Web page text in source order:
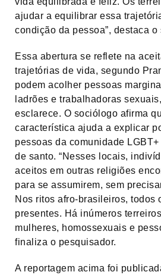
ajudar a equilibrar essa
condição da pessoa”, destaca o
Essa abertura se reflete na
trajetórias de vida, segundo
podem acolher pessoas
ladrões e trabalhadoras
esclarece. O sociólogo afirma
característica ajuda a explicar
pessoas da comunidade
de santo. “Nesses locais,
aceitos em outras religiões
para se assumirem, sem
Nos ritos afro-brasileiros, todos
presentes. Há inúmeros
mulheres, homossexuais e
finaliza o pesquisador.
A reportagem acima foi